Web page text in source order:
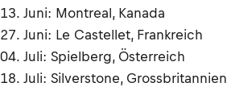
13. Juni: Montreal, Kanada
27. Juni: Le Castellet, Frankreich
04. Juli: Spielberg, Österreich
18. Juli: Silverstone, Grossbritannien